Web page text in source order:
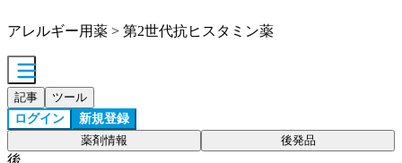
アレルギー用薬 > 第2世代抗ヒスタミン薬
記事 ツール
ログイン 新規登録
薬剤情報 後発品
後